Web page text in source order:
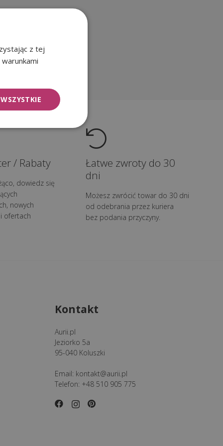
/ Rabaty
dowiedz się
nowych
ofertach
Łatwe zwroty do 30
dni
Możesz zwrócić towar do 30 dni
od odebrania przez kuriera
bez podania przyczyny.
Kontakt
Aurii.pl
Jeziorko 5a
95-040 Koluszki
Email: kontakt@aurii.pl
Telefon: +48 510 905 775
z tej